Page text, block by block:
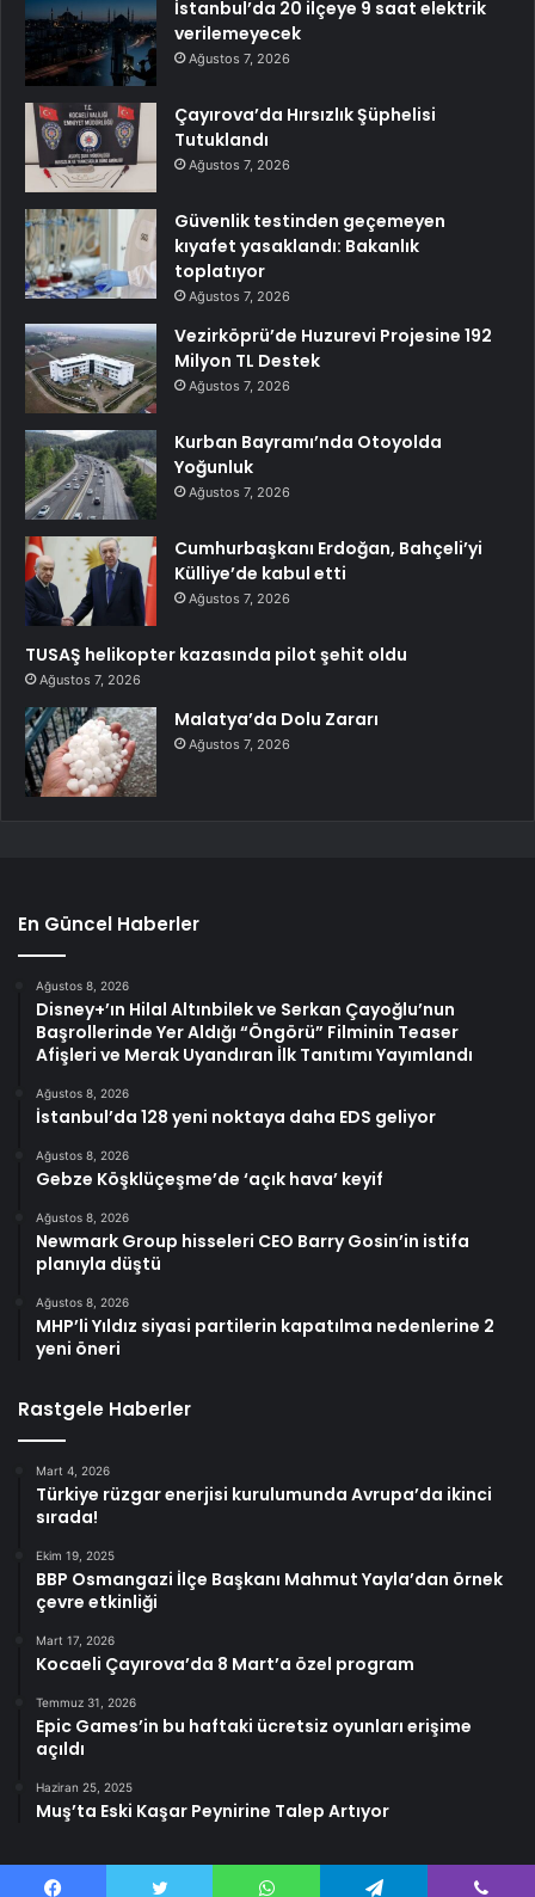
İstanbul’da 20 ilçeye 9 saat elektrik
verilemeyecek
Ağustos 7, 2026
Çayırova’da Hırsızlık Şüphelisi
Tutuklandı
Ağustos 7, 2026
Güvenlik testinden geçemeyen
kıyafet yasaklandı: Bakanlık
toplatıyor
Ağustos 7, 2026
Vezirköprü’de Huzurevi Projesine 192
Milyon TL Destek
Ağustos 7, 2026
Kurban Bayramı’nda Otoyolda
Yoğunluk
Ağustos 7, 2026
Cumhurbaşkanı Erdoğan, Bahçeli’yi
Külliye’de kabul etti
Ağustos 7, 2026
TUSAŞ helikopter kazasında pilot şehit oldu
Ağustos 7, 2026
Malatya’da Dolu Zararı
Ağustos 7, 2026
En Güncel Haberler
Ağustos 8, 2026
Disney+’ın Hilal Altınbilek ve Serkan Çayoğlu’nun
Başrollerinde Yer Aldığı “Öngörü” Filminin Teaser
Afişleri ve Merak Uyandıran İlk Tanıtımı Yayımlandı
Ağustos 8, 2026
İstanbul’da 128 yeni noktaya daha EDS geliyor
Ağustos 8, 2026
Gebze Köşklüçeşme’de ‘açık hava’ keyif
Ağustos 8, 2026
Newmark Group hisseleri CEO Barry Gosin’in istifa
planıyla düştü
Ağustos 8, 2026
MHP’li Yıldız siyasi partilerin kapatılma nedenlerine 2
yeni öneri
Rastgele Haberler
Mart 4, 2026
Türkiye rüzgar enerjisi kurulumunda Avrupa’da ikinci
sırada!
Ekim 19, 2025
BBP Osmangazi İlçe Başkanı Mahmut Yayla’dan örnek
çevre etkinliği
Mart 17, 2026
Kocaeli Çayırova’da 8 Mart’a özel program
Temmuz 31, 2026
Epic Games’in bu haftaki ücretsiz oyunları erişime
açıldı
Haziran 25, 2025
Muş’ta Eski Kaşar Peynirine Talep Artıyor